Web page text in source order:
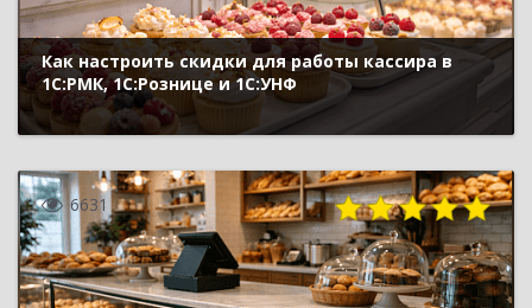
Как настроить скидки для работы кассира в
1С:РМК, 1С:Рознице и 1С:УНФ
6631